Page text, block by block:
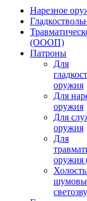
Нарезное
(ОООП)
Патроны
Для
оружия
Для
оружия
Для
оружия
Для